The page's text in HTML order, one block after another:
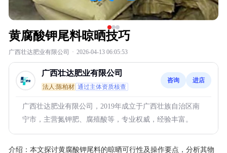
黄腐酸钾尾料晾晒技巧
广西壮达肥业有限公司 · 2026-04-13 06:05:53
广西壮达肥业有限公司
法人:陈柏材 通过主体资质核查
咨询 进店
广西壮达肥业有限公司，2019年成立于广西壮族自治区南
宁市，主营氮钾肥、腐殖酸等，专业权威，经验丰富。
介绍： 本文探讨黄腐酸钾尾料的晾晒可行性及操作要点，分析其物